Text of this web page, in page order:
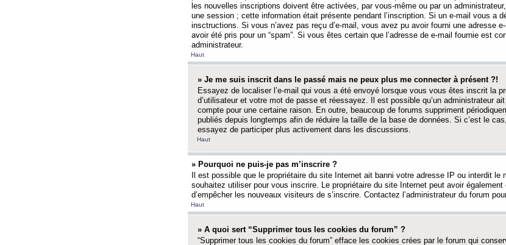
les nouvelles inscriptions doivent être activées, par vous-même ou par un
une session ; cette information était présente pendant l’inscription. Si un e-mail vous a
insctructions. Si vous n’avez pas reçu d’e-mail, vous avez pu avoir fourni une adresse
avoir été pris pour un “spam”. Si vous êtes certain que l’adresse de e-mail fournie est
administrateur.
Haut
» Je me suis inscrit dans le passé mais ne peux plus me connecter à présent ?!
Essayez de localiser l’e-mail qui vous a été envoyé lorsque vous vous êtes inscrit la
d’utilisateur et votre mot de passe et réessayez. Il est possible qu’un administrateur
compte pour une certaine raison. En outre, beaucoup de forums suppriment
publiés depuis longtemps afin de réduire la taille de la base de données. Si c’est le
essayez de participer plus activement dans les discussions.
Haut
» Pourquoi ne puis-je pas m’inscrire ?
Il est possible que le propriétaire du site Internet ait banni votre adresse IP ou interdit le
souhaitez utiliser pour vous inscrire. Le propriétaire du site Internet peut avoir également
d’empêcher les nouveaux visiteurs de s’inscrire. Contactez l’administrateur du forum
Haut
» A quoi sert “Supprimer tous les cookies du forum” ?
“Supprimer tous les cookies du forum” efface les cookies crées par le forum qui